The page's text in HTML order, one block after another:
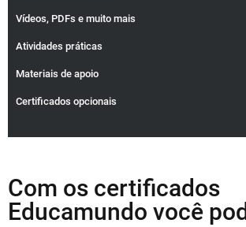
Vídeos, PDFs e muito mais
Atividades práticas
Materiais de apoio
Certificados opcionais
Com os certificados
Educamundo você